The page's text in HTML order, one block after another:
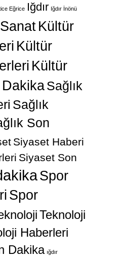
Eğrice Iğdır Iğdır İnönü
Kültür
Kültür
Kültür
Sağlık
Sağlık
Son
Siyaset Haberi
Siyaset Son
Spor
Spor
Teknoloji
Haberleri
Dakika ığdır